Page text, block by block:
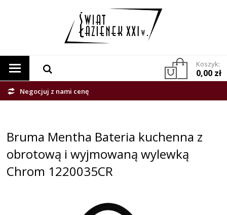
Koszyk:
0,00 zł
Negocjuj z nami cenę
Bruma Mentha Bateria kuchenna z
obrotową i wyjmowaną wylewką
Chrom 1220035CR